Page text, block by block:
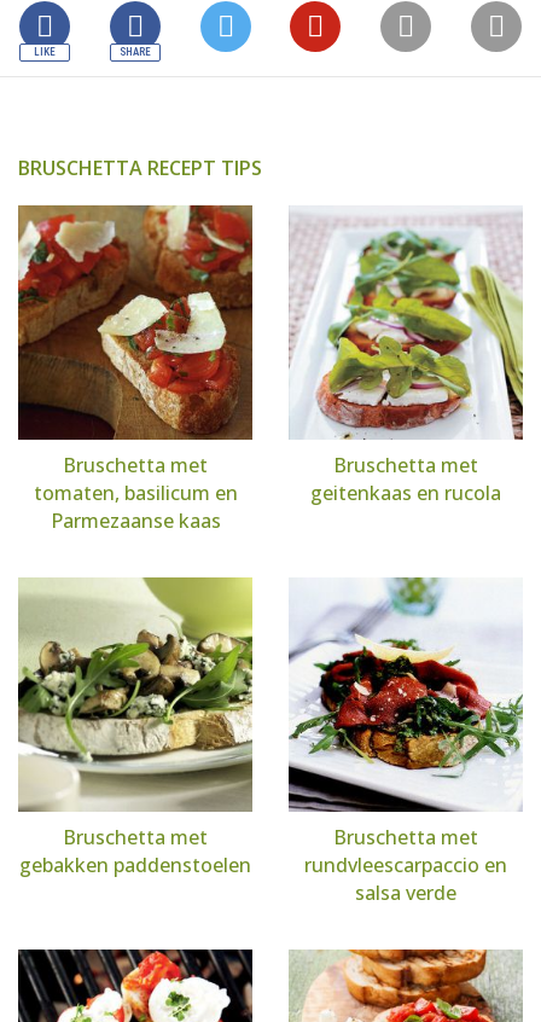
BRUSCHETTA RECEPT TIPS
Bruschetta met
tomaten, basilicum en
Parmezaanse kaas
Bruschetta met
geitenkaas en rucola
Bruschetta met
gebakken paddenstoelen
Bruschetta met
rundvleescarpaccio en
salsa verde